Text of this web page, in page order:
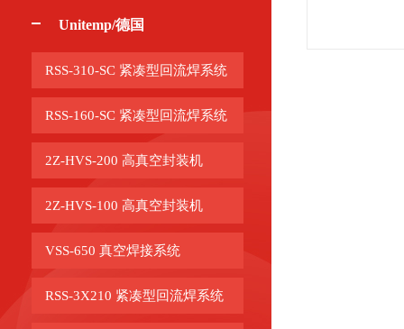
Unitemp/德国
RSS-310-SC 紧凑型回流焊系统
RSS-160-SC 紧凑型回流焊系统
2Z-HVS-200 高真空封装机
2Z-HVS-100 高真空封装机
VSS-650 真空焊接系统
RSS-3X210 紧凑型回流焊系统